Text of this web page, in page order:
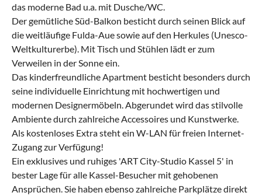
das moderne Bad u.a. mit Dusche/WC.
Der gemütliche Süd-Balkon besticht durch seinen Blick auf
die weitläufige Fulda-Aue sowie auf den Herkules (Unesco-
Weltkulturerbe). Mit Tisch und Stühlen lädt er zum
Verweilen in der Sonne ein.
Das kinderfreundliche Apartment besticht besonders durch
seine individuelle Einrichtung mit hochwertigen und
modernen Designermöbeln. Abgerundet wird das stilvolle
Ambiente durch zahlreiche Accessoires und Kunstwerke.
Als kostenloses Extra steht ein W-LAN für freien Internet-
Zugang zur Verfügung!
Ein exklusives und ruhiges 'ART City-Studio Kassel 5' in
bester Lage für alle Kassel-Besucher mit gehobenen
Ansprüchen. Sie haben ebenso zahlreiche Parkplätze direkt